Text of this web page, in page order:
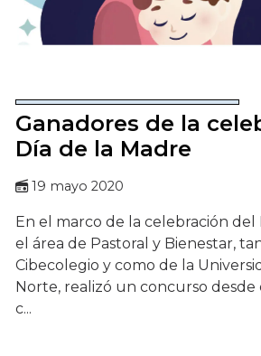
Ganadores de la
Día de la Madre
19 mayo 2020
En el marco de la celebración del
el área de Pastoral y Bienestar,
Cibecolegio y como de la
Norte, realizó un concurso desde
c...